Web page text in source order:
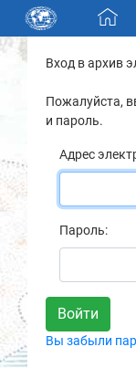
Skip navigation
Разделы и
Электронный
Новости
О нас
Контакты
Партнеры
Вход в архив
Пожалуйста,
и пароль.
Адрес
Пароль:
Вы забыли